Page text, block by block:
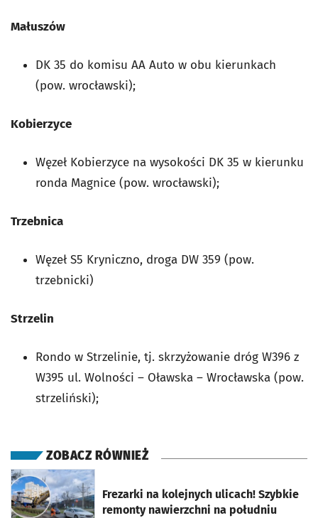
Małuszów
DK 35 do komisu AA Auto w obu kierunkach
(pow. wrocławski);
Kobierzyce
Węzeł Kobierzyce na wysokości DK 35 w kierunku
ronda Magnice (pow. wrocławski);
Trzebnica
Węzeł S5 Kryniczno, droga DW 359 (pow.
trzebnicki)
Strzelin
Rondo w Strzelinie, tj. skrzyżowanie dróg W396 z
W395 ul. Wolności – Oławska – Wrocławska (pow.
strzeliński);
ZOBACZ RÓWNIEŻ
Frezarki na kolejnych ulicach! Szybkie
remonty nawierzchni na południu
otworzy się w nowej karcie